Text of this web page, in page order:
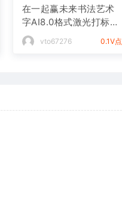
在一起赢未来书法艺术
字AI8.0格式激光打标文
件通用矢量图
vto67276 0.1V点